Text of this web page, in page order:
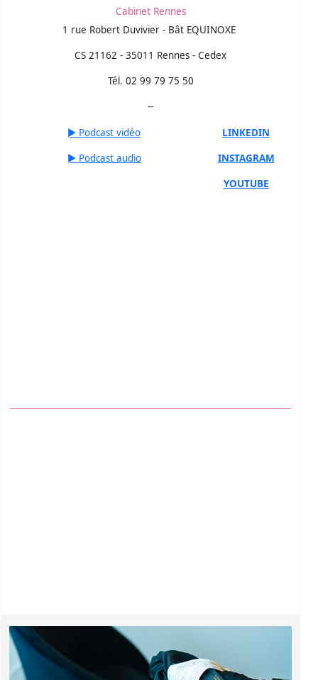
Cabinet Rennes
1 rue Robert Duvivier - Bât EQUINOXE
CS 21162 - 35011 Rennes - Cedex
Tél. 02 99 79 75 50
--
► Podcast vidéo
► Podcast audio
LINKEDIN
INSTAGRAM
YOUTUBE